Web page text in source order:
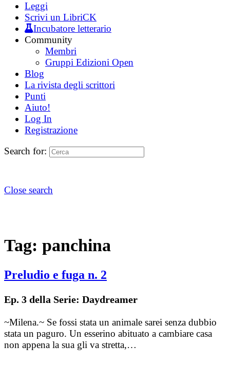
Leggi
Scrivi un LibriCK
Incubatore letterario
Community
Membri
Gruppi Edizioni Open
Blog
La rivista degli scrittori
Punti
Aiuto!
Log In
Registrazione
Search for:
Close search
Tag: panchina
Preludio e fuga n. 2
Ep. 3 della Serie: Daydreamer
~Milena.~ Se fossi stata un animale sarei senza dubbio
stata un paguro. Un esserino abituato a cambiare casa
non appena la sua gli va stretta,…